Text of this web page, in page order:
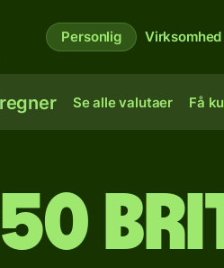
Personlig Virksomhed
Se alle valutaer Få